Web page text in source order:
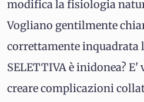
modifica la fisiologia
Vogliano gentilmente
correttamente inquadrata
SELETTIVA è inidonea? E'
creare complicazioni